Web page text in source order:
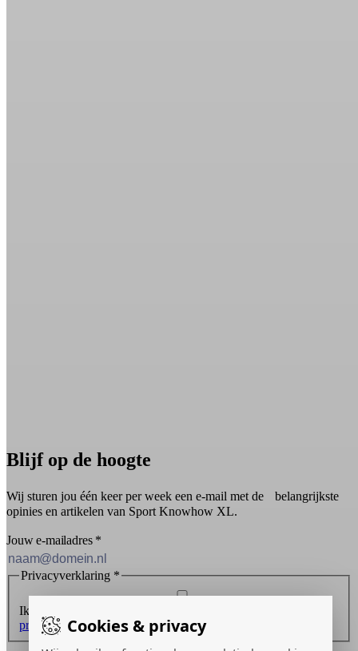
Cookies & privacy
Blijf op de hoogte
Wij sturen jou één keer per week een e-mail met de belangrijkste
opinies en artikelen van Sport Knowhow XL.
Jouw e-mailadres *
Privacyverklaring *
Ik ontvang graag de nieuwsbrief en ga akkoord met de
privacyverklaring.